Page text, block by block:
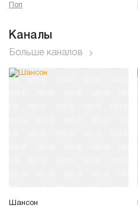
Поп
Каналы
Больше каналов
Шансон